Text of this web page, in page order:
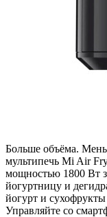
Больше объёма.
мультипечь Mi Air
мощностью 1800 Вт
йогуртницу и
йогурт и
Управляйте со